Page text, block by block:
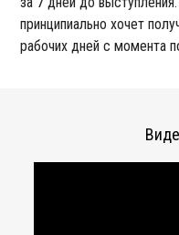
принципиально хочет
рабочих дней с момента